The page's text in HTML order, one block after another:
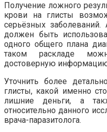
Получение ложного
крови на глисты
серьёзных
должен быть
одного общего плана
таком раскладе
достоверную
Уточнить более
глисты, какой именно
лишние деньги, а
относительно данного
врача-паразитолога.